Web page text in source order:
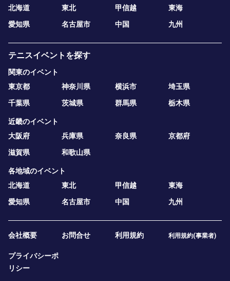
北海道
東北 甲信越
東海
愛知県
名古屋市 中国 九州
テニスイベントを探す
関東のイベント
東京都
神奈川県 横浜市
埼玉県
千葉県
茨城県 群馬県 栃木県
近畿のイベント
大阪府
兵庫県 奈良県
京都府
滋賀県
和歌山県
各地域のイベント
北海道
東北 甲信越
東海
愛知県
名古屋市 中国 九州
会社概要 お問合せ 利用規約 利用規約(事業者)
プライバシーポ
リシー